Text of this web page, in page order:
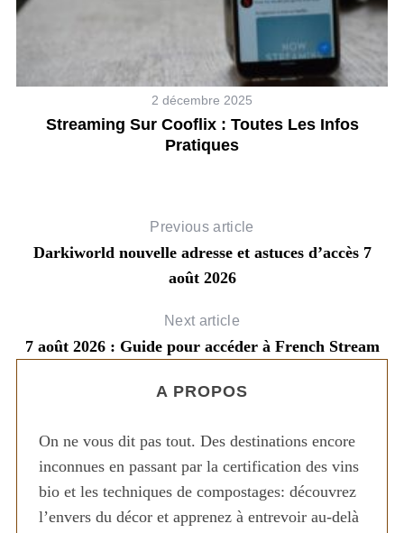
2 décembre 2025
Streaming Sur Cooflix : Toutes Les Infos
Pratiques
Previous article
Darkiworld nouvelle adresse et astuces d’accès 7
août 2026
Next article
7 août 2026 : Guide pour accéder à French Stream
A PROPOS
On ne vous dit pas tout. Des destinations encore
inconnues en passant par la certification des vins
bio et les techniques de compostages: découvrez
l’envers du décor et apprenez à entrevoir au-delà